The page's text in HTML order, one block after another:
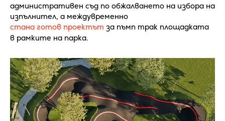
административен съд по обжалването на избора на
изпълнител, а междувременно
стана готов проектът за пъмп трак площадката
в рамките на парка.